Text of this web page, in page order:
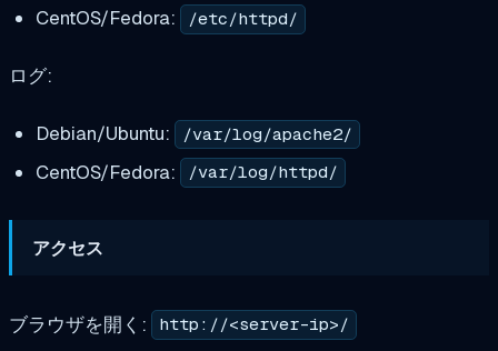
CentOS/Fedora: /etc/httpd/
ログ:
Debian/Ubuntu: /var/log/apache2/
CentOS/Fedora: /var/log/httpd/
アクセス
ブラウザを開く: http://<server-ip>/